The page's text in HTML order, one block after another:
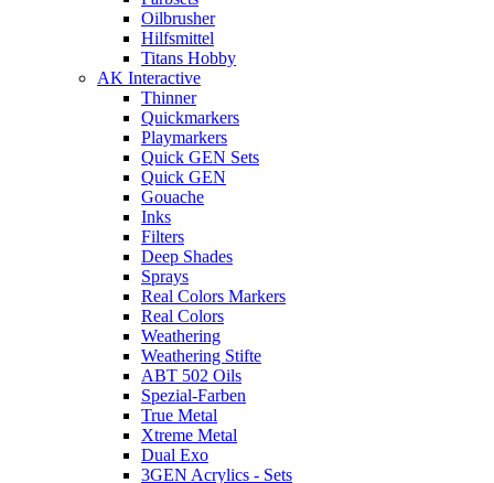
Oilbrusher
Hilfsmittel
Titans Hobby
AK Interactive
Thinner
Quickmarkers
Playmarkers
Quick GEN Sets
Quick GEN
Gouache
Inks
Filters
Deep Shades
Sprays
Real Colors Markers
Real Colors
Weathering
Weathering Stifte
ABT 502 Oils
Spezial-Farben
True Metal
Xtreme Metal
Dual Exo
3GEN Acrylics - Sets